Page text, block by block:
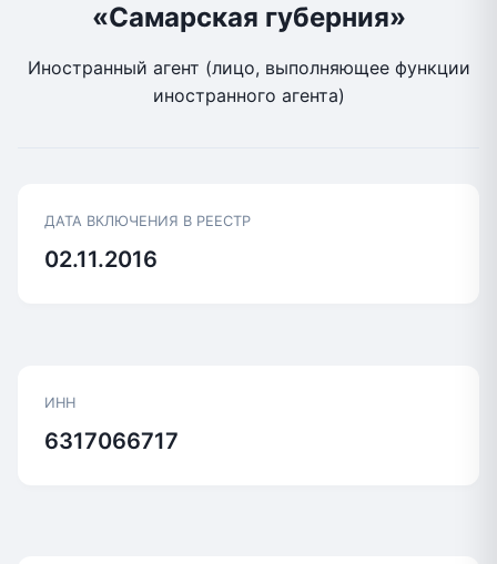
«Самарская губерния»
Иностранный агент (лицо, выполняющее функции
иностранного агента)
ДАТА ВКЛЮЧЕНИЯ В РЕЕСТР
02.11.2016
ИНН
6317066717